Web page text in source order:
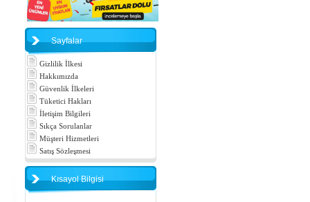
Sayfalar
Gizlilik İlkesi
Hakkımızda
Güvenlik İlkeleri
Tüketici Hakları
İletişim Bilgileri
Sıkça Sorulanlar
Müşteri Hizmetleri
Satış Sözleşmesi
Kısayol Bilgisi